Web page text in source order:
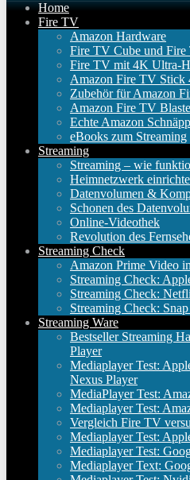
Home
Fire TV
Amazon Hardware
Fire TV Cube und
Fire TV mit 4K Ultra-
Amazon Fire TV Stick
Zubehör für Amazon
Amazon Fire TV
Echte Amazon
eBooks zum Streaming
Streaming
Streaming – wie
Heimnetzwerk
Datenvolumen &
Schonen des
Online-Videothek
Revolution des
Streaming Check
Amazon Prime Video
Streaming Check:
Streaming Check:
Streaming Check:
Streaming Ware
Bestseller Streaming
Player
Mediaplayer Test:
Nexus Player
MediaPlayer Test:
Mediaplayer Test:
Vergleich Fire TV
Mediaplayer Test:
Mediaplayer Test:
Mediaplayer Text: